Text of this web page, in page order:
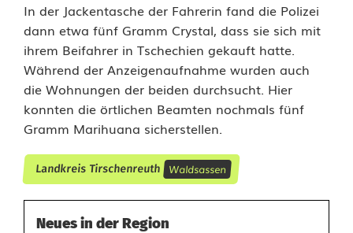
e
n
u
n
d
D
r
In der Jackentasche der Fahrerin fand die Polizei
dann etwa fünf Gramm Crystal, dass sie sich mit
ihrem Beifahrer in Tschechien gekauft hatte.
Während der Anzeigenaufnahme wurden auch
die Wohnungen der beiden durchsucht. Hier
konnten die örtlichen Beamten nochmals fünf
Gramm Marihuana sicherstellen.
Landkreis Tirschenreuth Waldsassen
Neues in der Region